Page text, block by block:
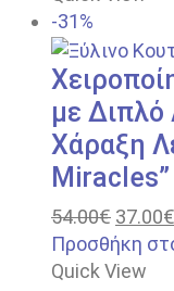
-31%
με Διπλό
Χάραξη
Miracles”
54.00€ 37.00€
Προσθήκη
Quick View